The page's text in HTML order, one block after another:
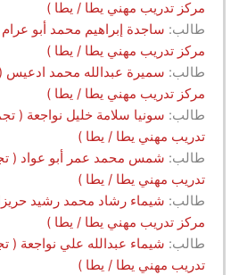
مركز تدريب مهني يطا / يطا )
طالب:
مركز تدريب مهني يطا / يطا )
طالب:
مركز تدريب مهني يطا / يطا )
طالب:
تدريب مهني يطا / يطا )
طالب:
تدريب مهني يطا / يطا )
طالب:
مركز تدريب مهني يطا / يطا )
طالب:
تدريب مهني يطا / يطا )